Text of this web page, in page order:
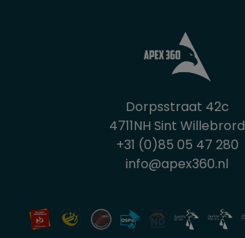
Dorpsstraat 42c
4711NH Sint Willebrord
+31 (0)85 05 47 280
info@apex360.nl